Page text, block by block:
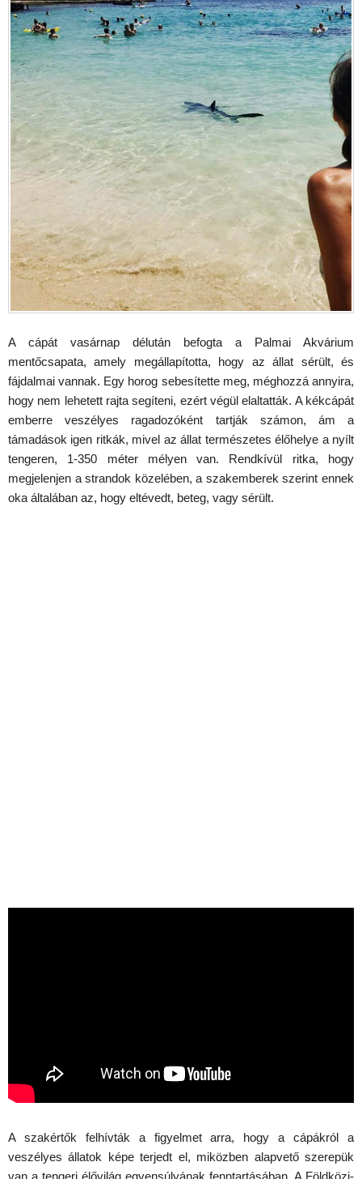
A cápát vasárnap délután befogta a Palmai Akvárium
mentőcsapata, amely megállapította, hogy az állat sérült, és
fájdalmai vannak. Egy horog sebesítette meg, méghozzá annyira,
hogy nem lehetett rajta segíteni, ezért végül elaltatták. A kékcápát
emberre veszélyes ragadozóként tartják számon, ám a
támadások igen ritkák, mivel az állat természetes élőhelye a nyílt
tengeren, 1-350 méter mélyen van. Rendkívül ritka, hogy
megjelenjen a strandok közelében, a szakemberek szerint ennek
oka általában az, hogy eltévedt, beteg, vagy sérült.
A szakértők felhívták a figyelmet arra, hogy a cápákról a
veszélyes állatok képe terjedt el, miközben alapvető szerepük
van a tengeri élővilág egyensúlyának fenntartásában. A Földközi-